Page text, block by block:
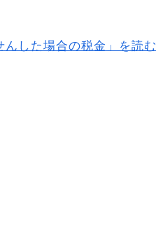
んした場合の税金」を読む